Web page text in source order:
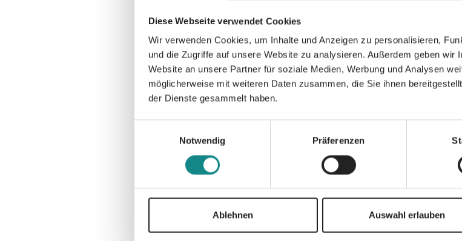
Diese Webseite verwendet Cookies
Wir verwenden Cookies, um Inhalte und Anzeigen zu personalisieren,
und die Zugriffe auf unsere Website zu analysieren. Außerdem geben wir
Website an unsere Partner für soziale Medien, Werbung und Analysen
möglicherweise mit weiteren Daten zusammen, die Sie ihnen
der Dienste gesammelt haben.
Notwendig
Präferenzen
Ablehnen Auswahl erlauben
neben chinesischen
sollen, noch zahlreiche
im österreichischen